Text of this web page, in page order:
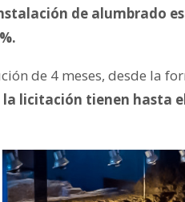
de alumbrado es
de 4 meses, desde la
licitación tienen hasta